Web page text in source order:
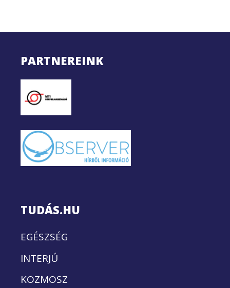
PARTNEREINK
TUDÁS.HU
EGÉSZSÉG
INTERJÚ
KOZMOSZ